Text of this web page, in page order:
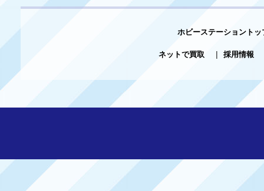
ホビーステーショントッ
ネットで買取
| 採用情報